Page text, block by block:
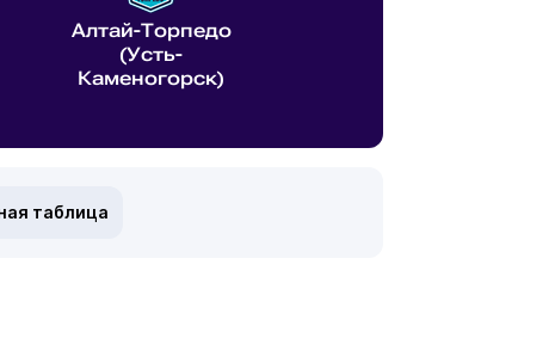
Алтай-Торпедо
(Усть-
Каменогорск)
таблица